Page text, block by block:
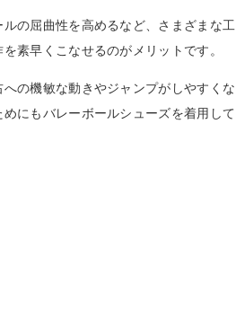
の屈曲性を高めるなど、さまざまな工
素早くこなせるのがメリットです。
の機敏な動きやジャンプがしやすくな
にもバレーボールシューズを着用して